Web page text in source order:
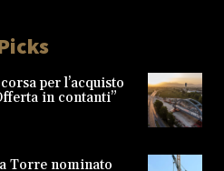
per l’acquisto
in contanti”
Torre nominato